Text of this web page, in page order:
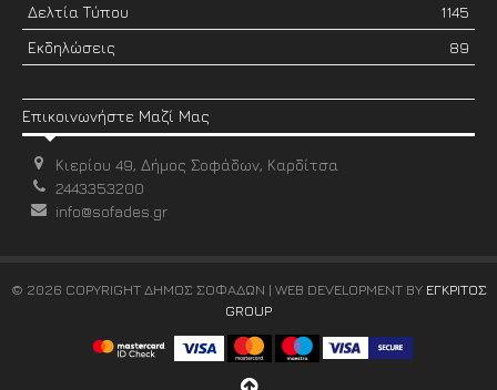
Δελτία Τύπου
1145
Εκδηλώσεις
89
Επικοινωνήστε Μαζί Μας
Κιερίου 49, Δήμος Σοφάδων, Καρδίτσα
2443353200
info@sofades.gr
© 2026 COPYRIGHT ΔΗΜΟΣ ΣΟΦΑΔΩΝ | WEB DEVELOPMENT BY ΕΓΚΡΙΤΟΣ
GROUP